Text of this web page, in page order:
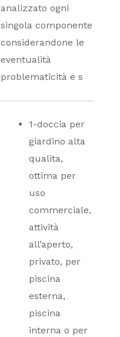
analizzato ogni
singola componente
considerandone le
eventualità
problematicità e s
1-doccia per
giardino alta
qualita,
ottima per
uso
commerciale,
attività
all’aperto,
privato, per
piscina
esterna,
piscina
interna o per